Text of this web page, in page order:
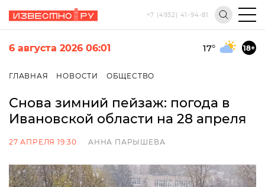
+7 (4932) 41-94-81
6 августа 2026 06:01 17° 18+
ГЛАВНАЯ НОВОСТИ ОБЩЕСТВО
Снова зимний пейзаж: погода в
Ивановской области на 28 апреля
27 АПРЕЛЯ 19:30 АННА ПАРЫШЕВА